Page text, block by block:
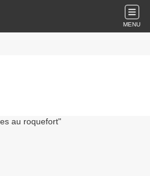
MENU